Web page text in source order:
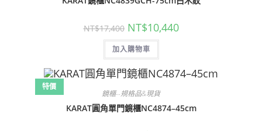
NT$17,400 原
始
價
格：
NT$17,400。
NT$10,440目
前
加入購物車
特價
鏡櫃--規格品&現貨
KARAT圓角單門鏡櫃NC4874–45cm